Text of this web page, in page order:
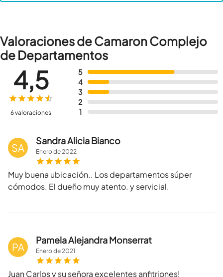
Valoraciones de Camaron Complejo
de Departamentos
5
4
3
2
1
4,5
6 valoraciones
SA
Sandra Alicia Bianco
Enerode2022
Muy buena ubicación.. Los departamentos súper
cómodos. El dueño muy atento. y servicial.
PA
Pamela Alejandra Monserrat
Enerode2021
Juan Carlos y su señora excelentes anfitriones!